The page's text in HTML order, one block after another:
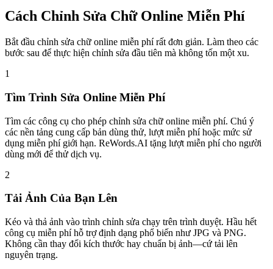
Cách Chỉnh Sửa Chữ Online Miễn Phí
Bắt đầu chỉnh sửa chữ online miễn phí rất đơn giản. Làm theo các
bước sau để thực hiện chỉnh sửa đầu tiên mà không tốn một xu.
1
Tìm Trình Sửa Online Miễn Phí
Tìm các công cụ cho phép chỉnh sửa chữ online miễn phí. Chú ý
các nền tảng cung cấp bản dùng thử, lượt miễn phí hoặc mức sử
dụng miễn phí giới hạn. ReWords.AI tặng lượt miễn phí cho người
dùng mới để thử dịch vụ.
2
Tải Ảnh Của Bạn Lên
Kéo và thả ảnh vào trình chỉnh sửa chạy trên trình duyệt. Hầu hết
công cụ miễn phí hỗ trợ định dạng phổ biến như JPG và PNG.
Không cần thay đổi kích thước hay chuẩn bị ảnh—cứ tải lên
nguyên trạng.